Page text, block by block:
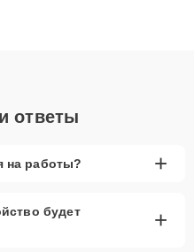
ответы
на работы? +
будет
+